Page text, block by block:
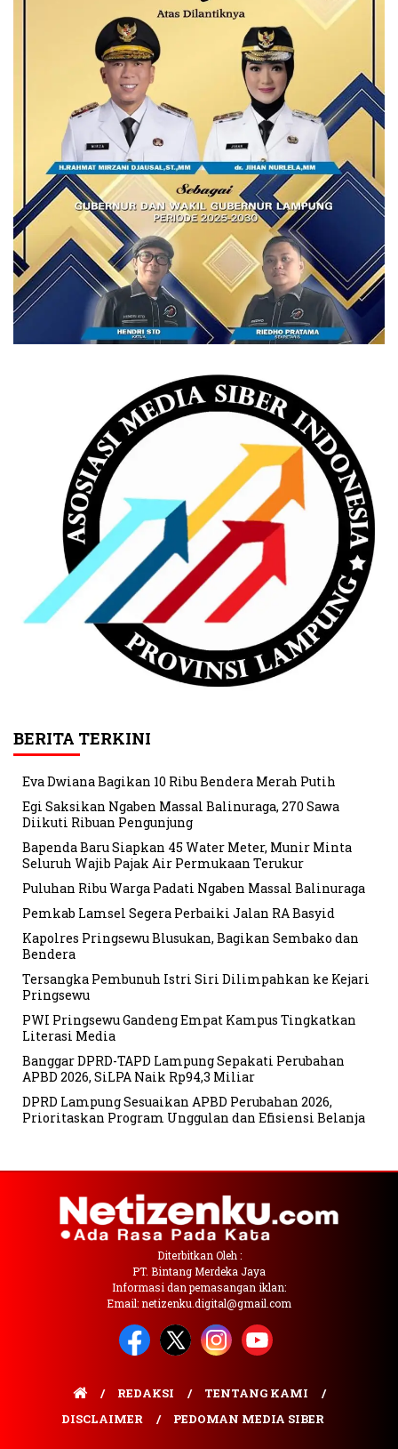
BERITA TERKINI
Eva Dwiana Bagikan 10 Ribu Bendera Merah Putih
Egi Saksikan Ngaben Massal Balinuraga, 270 Sawa
Diikuti Ribuan Pengunjung
Bapenda Baru Siapkan 45 Water Meter, Munir Minta
Seluruh Wajib Pajak Air Permukaan Terukur
Puluhan Ribu Warga Padati Ngaben Massal Balinuraga
Pemkab Lamsel Segera Perbaiki Jalan RA Basyid
Kapolres Pringsewu Blusukan, Bagikan Sembako dan
Bendera
Tersangka Pembunuh Istri Siri Dilimpahkan ke Kejari
Pringsewu
PWI Pringsewu Gandeng Empat Kampus Tingkatkan
Literasi Media
Banggar DPRD-TAPD Lampung Sepakati Perubahan
APBD 2026, SiLPA Naik Rp94,3 Miliar
DPRD Lampung Sesuaikan APBD Perubahan 2026,
Prioritaskan Program Unggulan dan Efisiensi Belanja
Diterbitkan Oleh :
PT. Bintang Merdeka Jaya
Informasi dan pemasangan iklan:
Email: netizenku.digital@gmail.com
REDAKSI
TENTANG KAMI
DISCLAIMER
PEDOMAN MEDIA SIBER